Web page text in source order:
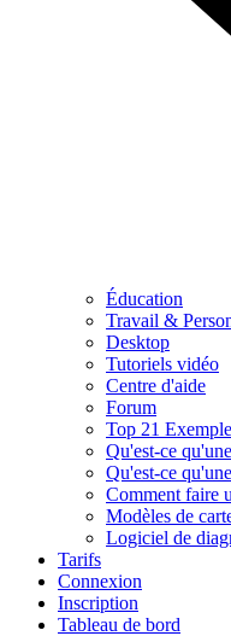
Éducation
Travail &
Desktop
Tutoriels vidéo
Centre d'aide
Forum
Top 21
Qu'est-ce
Qu'est-ce
Comment faire
Modèles de
Logiciel de
Tarifs
Connexion
Inscription
Tableau de bord